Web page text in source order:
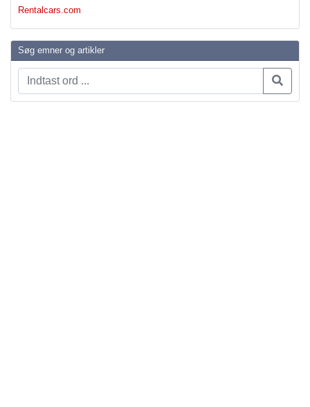
Rentalcars.com
Søg emner og artikler